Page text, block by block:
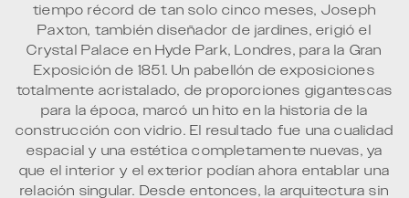
tiempo récord de tan solo cinco meses, Joseph
Paxton, también diseñador de jardines, erigió el
Crystal Palace en Hyde Park, Londres, para la Gran
Exposición de 1851. Un pabellón de exposiciones
totalmente acristalado, de proporciones gigantescas
para la época, marcó un hito en la historia de la
construcción con vidrio. El resultado fue una cualidad
espacial y una estética completamente nuevas, ya
que el interior y el exterior podían ahora entablar una
relación singular. Desde entonces, la arquitectura sin